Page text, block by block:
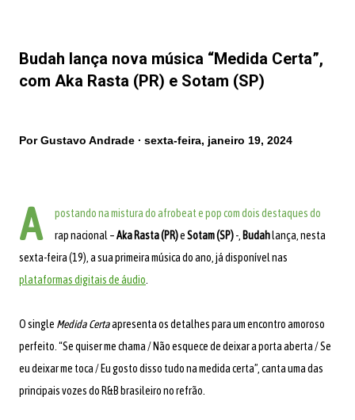
Budah lança nova música “Medida Certa”,
com Aka Rasta (PR) e Sotam (SP)
PorGustavo Andrade sexta-feira, janeiro 19, 2024
A
postando na mistura do afrobeat e pop com dois destaques do
rap nacional –Aka Rasta (PR)eSotam (SP)-, Budahlança, nesta
sexta-feira (19), a sua primeira música do ano, já disponível nas
plataformas digitais de áudio.
O single Medida Certaapresenta os detalhes para um encontro amoroso
perfeito. “Se quiser me chama / Não esquece de deixar a porta aberta / Se
eu deixar me toca / Eu gosto disso tudo na medida certa”, canta uma das
principais vozes do R&B brasileiro no refrão.